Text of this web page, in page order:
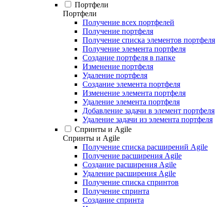
Портфели
Портфели
Получение всех портфелей
Получение портфеля
Получение списка элементов портфеля
Получение элемента портфеля
Создание портфеля в папке
Изменение портфеля
Удаление портфеля
Создание элемента портфеля
Изменение элемента портфеля
Удаление элемента портфеля
Добавление задачи в элемент портфеля
Удаление задачи из элемента портфеля
Спринты и Agile
Спринты и Agile
Получение списка расширений Agile
Получение расширения Agile
Создание расширения Agile
Удаление расширения Agile
Получение списка спринтов
Получение спринта
Создание спринта